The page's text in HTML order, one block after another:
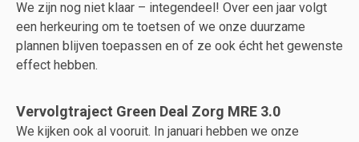
We zijn nog niet klaar – integendeel! Over een jaar volgt
een herkeuring om te toetsen of we onze duurzame
plannen blijven toepassen en of ze ook écht het gewenste
effect hebben.
Vervolgtraject Green Deal Zorg MRE 3.0
We kijken ook al vooruit. In januari hebben we onze